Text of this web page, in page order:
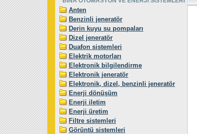
Anten
Benzinli jeneratör
Derin kuyu su pompaları
Dizel jeneratör
Duafon sistemleri
Elektrik motorları
Elektronik bilgilendirme
Elektronik jeneratör
Elektronik, dizel, benzinli jeneratör
Enerji dönüşüm
Enerji iletim
Enerji üretim
Filtre sistemleri
Görüntü sistemleri